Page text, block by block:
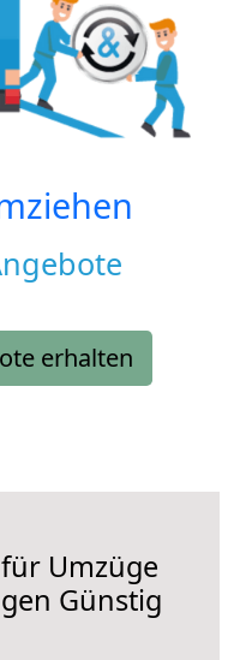
erhalten
Umzüge
Günstig